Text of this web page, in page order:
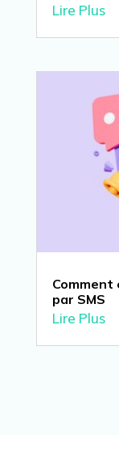
Lire Plus
par SMS
Lire Plus